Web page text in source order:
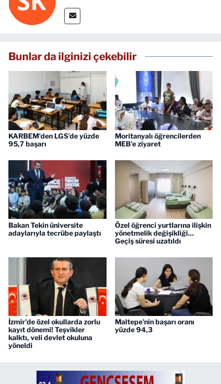
Bunlar da ilginizi çekebilir
KARBEM'den LGS'de yüzde
95,7 başarı
Moritanyalı öğrencilerden
MEB'e ziyaret
Bakan Tekin üniversite
adaylarıyla tecrübe paylaştı
Özel öğrenci yurtlarına ilişkin
yönetmelik değişikliği...
Geçiş süresi uzatıldı
İzmir'de özel okullarda zorlu
kayıt dönemi! Teşvikler
kalktı, veli devlet okuluna
yöneldi
Maltepe'nin başarı oranı
yüzde 94,3